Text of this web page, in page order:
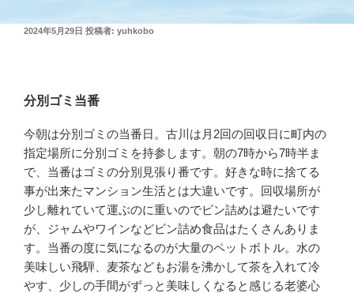
投
2024年5月29日 投稿者: yuhkobo
分別ゴミ当番
今朝は分別ゴミの当番日。古川は月2回の回収日に町内の
指定場所に分別ゴミを持参します。朝の7時から7時半ま
で、当番はゴミの分別見張り番です。好きな時に捨てる
事が出来たマンション生活とは大違いです。回収場所が
少し離れていて運ぶのに重いのでビン詰めは避たいです
が、ジャムやワインなどビン詰め食品はたくさんありま
す。当番の度に気になるのが大量のペットボトル。水の
美味しい飛騨、麦茶などもお湯を沸かして茶を入れて冷
やす、少しの手間がずっと美味しくなると感じる老婆心